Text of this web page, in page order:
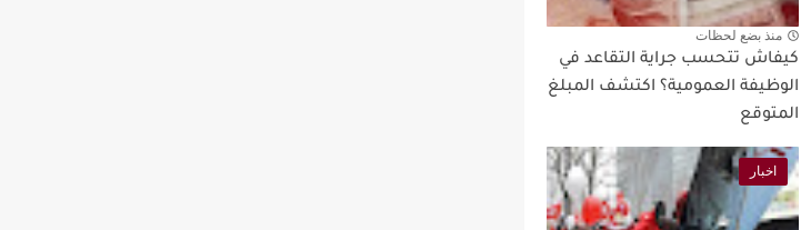
منذ بضع لحظات
كيفاش تتحسب جراية التقاعد في
الوظيفة العمومية؟ اكتشف المبلغ
المتوقع
اخبار